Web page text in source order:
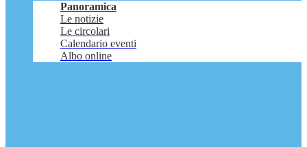
Panoramica
Le notizie
Le circolari
Calendario eventi
Albo online